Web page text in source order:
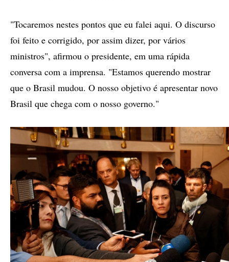
"Tocaremos nestes pontos que eu falei aqui. O discurso
foi feito e corrigido, por assim dizer, por vários
ministros", afirmou o presidente, em uma rápida
conversa com a imprensa. "Estamos querendo mostrar
que o Brasil mudou. O nosso objetivo é apresentar novo
Brasil que chega com o nosso governo."